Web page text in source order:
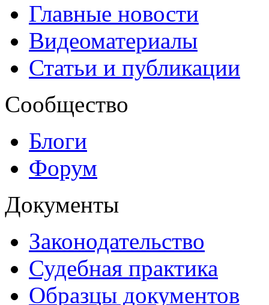
Главные новости
Видеоматериалы
Статьи и публикации
Сообщество
Блоги
Форум
Документы
Законодательство
Судебная практика
Образцы документов